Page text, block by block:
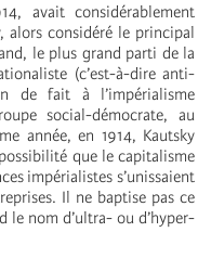
avait considérablement
alors considéré le principal
le plus grand parti de la
(c’est-à-dire anti-
de fait à l’impérialisme
social-démocrate, au
année, en 1914, Kautsky
que le capitalisme
impérialistes s’unissaient
Il ne baptise pas ce
le nom d’ultra- ou d’hyper-